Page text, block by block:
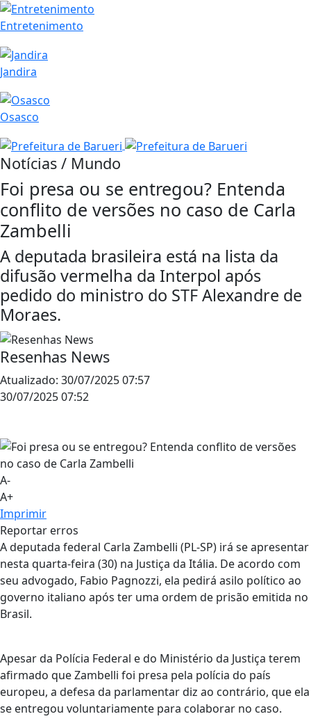
Entretenimento
Jandira
Osasco
Notícias / Mundo
Foi presa ou se entregou? Entenda
conflito de versões no caso de Carla
Zambelli
A deputada brasileira está na lista da
difusão vermelha da Interpol após
pedido do ministro do STF Alexandre de
Moraes.
Resenhas News
Atualizado: 30/07/2025 07:57
30/07/2025 07:52
A-
A+
Imprimir
Reportar erros
A deputada federal Carla Zambelli (PL-SP) irá se apresentar
nesta quarta-feira (30) na Justiça da Itália. De acordo com
seu advogado, Fabio Pagnozzi, ela pedirá asilo político ao
governo italiano após ter uma ordem de prisão emitida no
Brasil.
Apesar da Polícia Federal e do Ministério da Justiça terem
afirmado que Zambelli foi presa pela polícia do país
europeu, a defesa da parlamentar diz ao contrário, que ela
se entregou voluntariamente para colaborar no caso.